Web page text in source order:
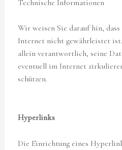
Technische Informationen
Wir weisen Sie darauf hin,
Internet nicht gewährleistet
allein verantwortlich, seine
eventuell im Internet
schützen.
Hyperlinks
Die Einrichtung eines